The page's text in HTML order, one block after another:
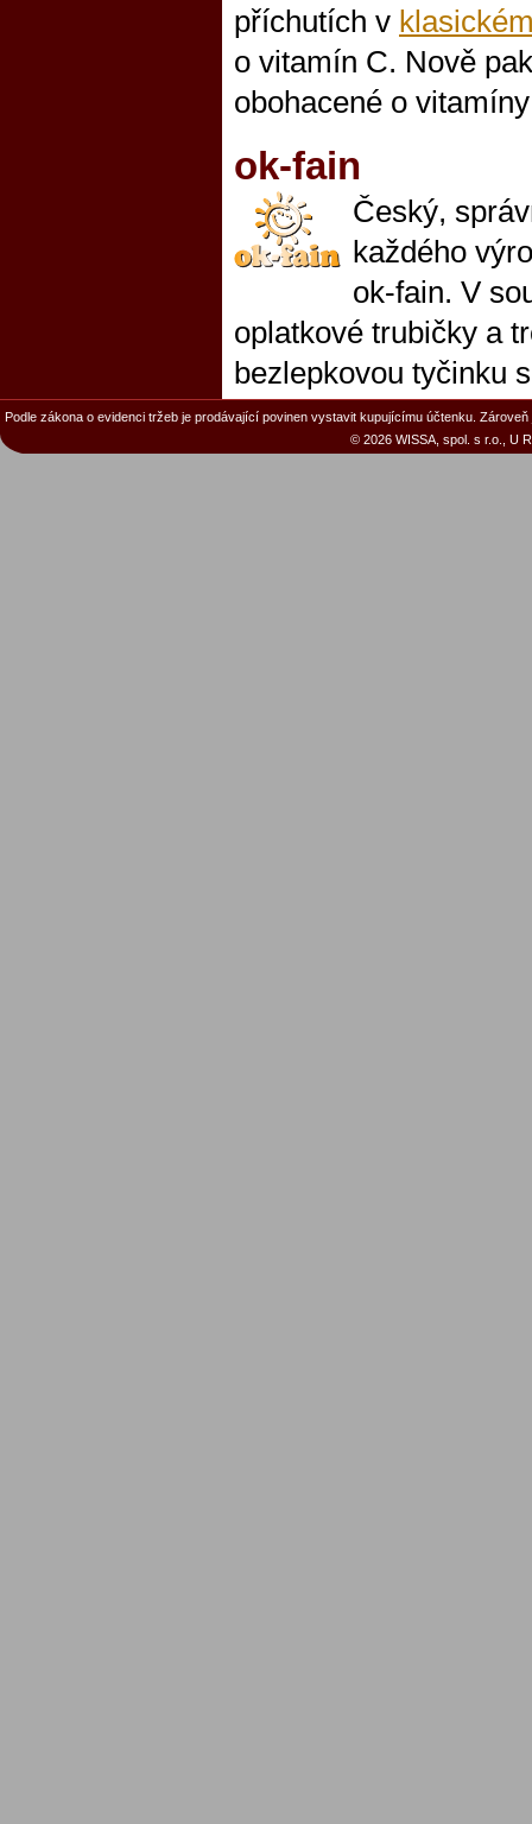
příchutích v
o vitamín C. Nově
obohacené o
ok-fain
Český,
každého
ok-fain. V
oplatkové trubičky a
bezlepkovou tyčinku
Podle zákona o evidenci tržeb je prodávající povinen vystavit kupujícímu účtenku.
© 2026 WISSA, spol. s r.o., U